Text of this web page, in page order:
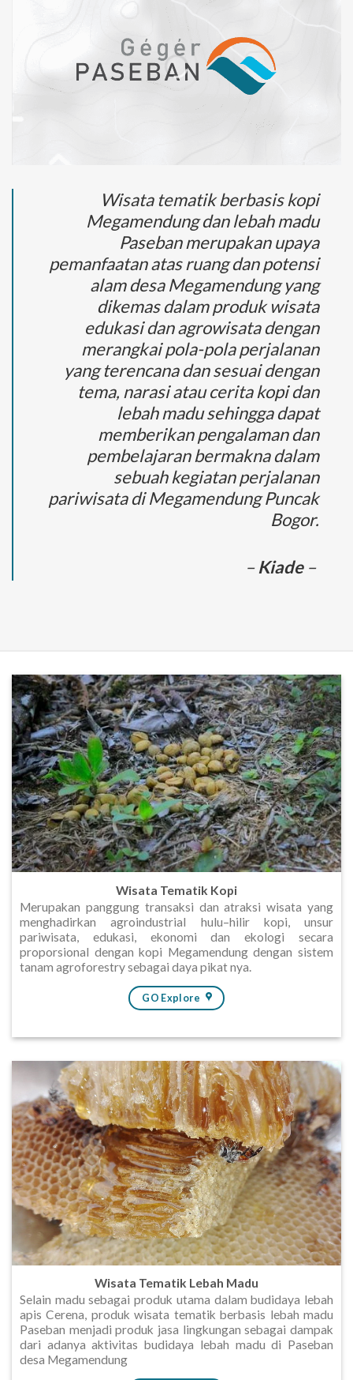
Wisata tematik berbasis kopi
Megamendung dan lebah madu
Paseban merupakan upaya
pemanfaatan atas ruang dan potensi
alam desa Megamendung yang
dikemas dalam produk wisata
edukasi dan agrowisata dengan
merangkai pola-pola perjalanan
yang terencana dan sesuai dengan
tema, narasi atau cerita kopi dan
lebah madu sehingga dapat
memberikan pengalaman dan
pembelajaran bermakna dalam
sebuah kegiatan perjalanan
pariwisata di Megamendung Puncak
Bogor.
–Kiade–
Wisata Tematik Kopi
Merupakan panggung transaksi dan atraksi wisata yang
menghadirkan agroindustrial hulu–hilir kopi, unsur
pariwisata, edukasi, ekonomi dan ekologi secara
proporsional dengan kopi Megamendung dengan sistem
tanam agroforestry sebagai daya pikat nya.
GO Explore
Wisata Tematik Lebah Madu
Selain madu sebagai produk utama dalam budidaya lebah
apis Cerena, produk wisata tematik berbasis lebah madu
Paseban menjadi produk jasa lingkungan sebagai dampak
dari adanya aktivitas budidaya lebah madu di Paseban
desa Megamendung